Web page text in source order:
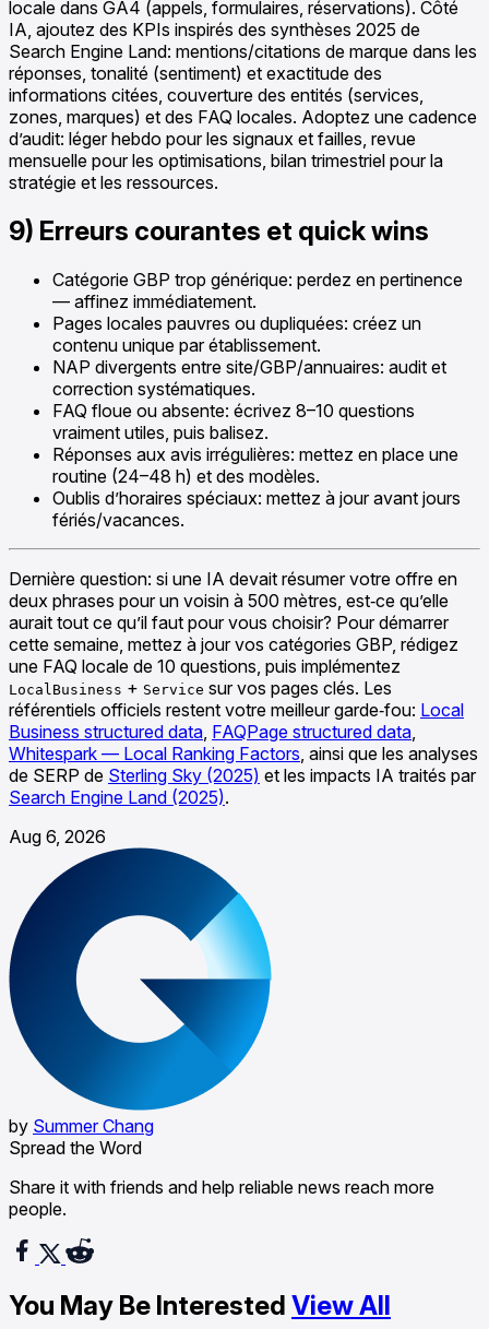
locale dans GA4 (appels, formulaires, réservations). Côté
IA, ajoutez des KPIs inspirés des synthèses 2025 de
Search Engine Land: mentions/citations de marque dans les
réponses, tonalité (sentiment) et exactitude des
informations citées, couverture des entités (services,
zones, marques) et des FAQ locales. Adoptez une cadence
d’audit: léger hebdo pour les signaux et failles, revue
mensuelle pour les optimisations, bilan trimestriel pour la
stratégie et les ressources.
9) Erreurs courantes et quick wins
Catégorie GBP trop générique: perdez en pertinence
— affinez immédiatement.
Pages locales pauvres ou dupliquées: créez un
contenu unique par établissement.
NAP divergents entre site/GBP/annuaires: audit et
correction systématiques.
FAQ floue ou absente: écrivez 8–10 questions
vraiment utiles, puis balisez.
Réponses aux avis irrégulières: mettez en place une
routine (24–48 h) et des modèles.
Oublis d’horaires spéciaux: mettez à jour avant jours
fériés/vacances.
Dernière question: si une IA devait résumer votre offre en
deux phrases pour un voisin à 500 mètres, est‑ce qu’elle
aurait tout ce qu’il faut pour vous choisir? Pour démarrer
cette semaine, mettez à jour vos catégories GBP, rédigez
une FAQ locale de 10 questions, puis implémentez
LocalBusiness + Service sur vos pages clés. Les
référentiels officiels restent votre meilleur garde‑fou: Local
Business structured data FAQPage structured data
Whitespark — Local Ranking Factors , ainsi que les analyses
de SERP de Sterling Sky (2025) et les impacts IA traités par
Search Engine Land (2025).
Aug 6, 2026
by Summer Chang
Spread the Word
Share it with friends and help reliable news reach more
people.
You May Be Interested View All